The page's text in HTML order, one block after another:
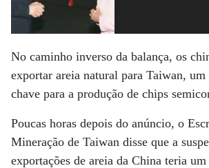
No caminho inverso da balança, os
exportar areia natural para Taiwan, um
chave para a produção de chips
Poucas horas depois do anúncio, o
Mineração de Taiwan disse que a
exportações de areia da China teria